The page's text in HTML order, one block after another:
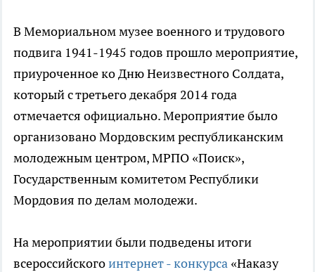
В Мемориальном музее военного и трудового
подвига 1941-1945 годов прошло мероприятие,
приуроченное ко Дню Неизвестного Солдата,
который с третьего декабря 2014 года
отмечается официально. Мероприятие было
организовано Мордовским республиканским
молодежным центром, МРПО «Поиск»,
Государственным комитетом Республики
Мордовия по делам молодежи.
На мероприятии были подведены итоги
всероссийскогоинтернет - конкурса «Наказу